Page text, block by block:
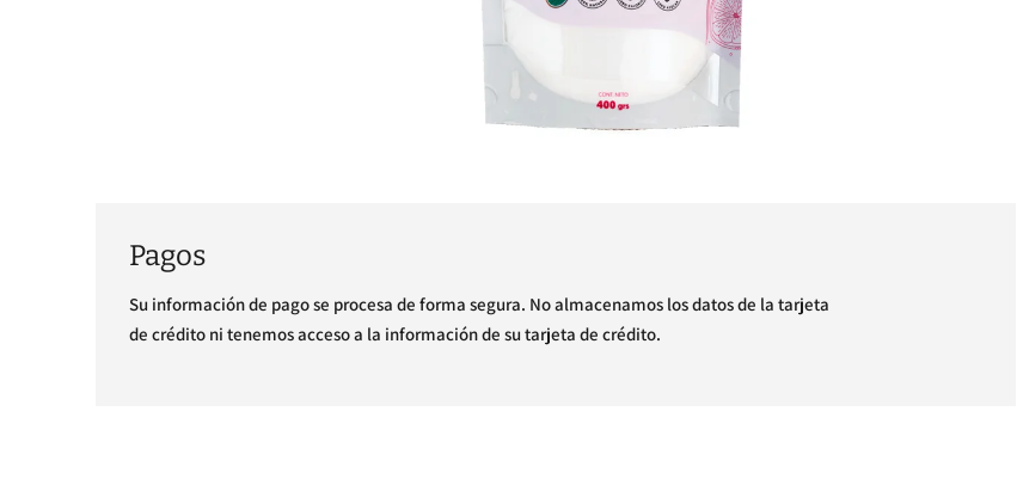
Pagos
Su información de pago se procesa de forma segura. No almacenamos los datos de la tarjeta
de crédito ni tenemos acceso a la información de su tarjeta de crédito.